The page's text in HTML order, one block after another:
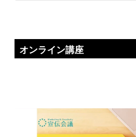
オンライン講座